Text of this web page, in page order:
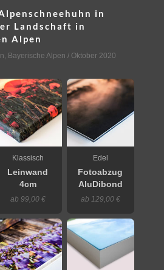
in
Landschaft in
Alpen
, Bayerische Alpen / Oktober 2020
Klassisch
Leinwand
4cm
ab 99,00 €
Edel
Fotoabzug
AluDibond
ab 129,00 €